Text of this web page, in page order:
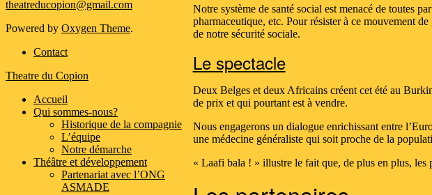
theatreducopion@gmail.com
Notre système de santé social est menacé de toutes
pharmaceutique, etc. Pour résister à ce mouvement
de notre sécurité sociale.
Le spectacle
Deux Belges et deux Africains créent cet été au
de prix et qui pourtant est à vendre.
Nous engagerons un dialogue enrichissant entre
une médecine généraliste qui soit proche de la
« Laafi bala ! » illustre le fait que, de plus en plus, les
Powered by Oxygen Theme.
Contact
Theatre du Copion
Accueil
Qui sommes-nous?
Historique de la compagnie
L’équipe
Notre démarche
Théâtre et développement
Partenariat avec l’ONG
ASMADE